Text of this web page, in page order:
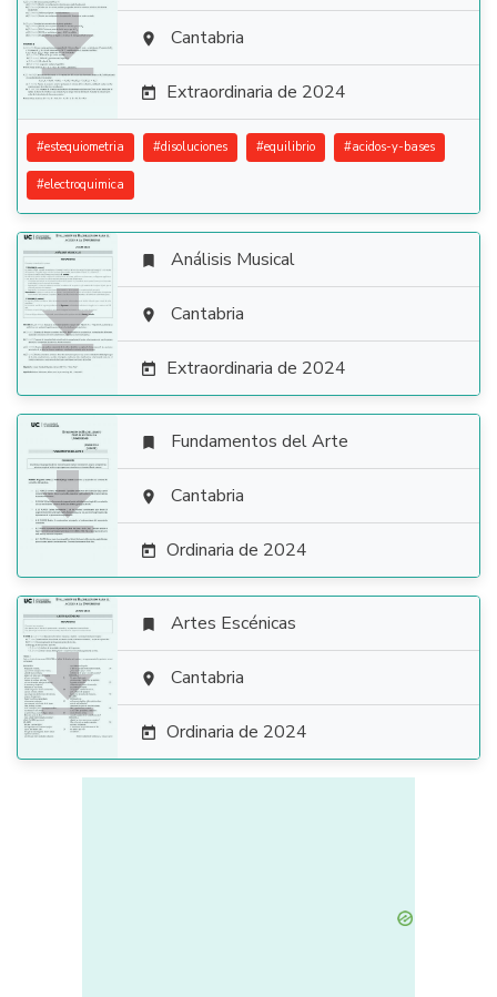
  Cantabria
 Extraordinaria de 2024
#estequiometria #disoluciones #equilibrio #acidos-y-bases
#electroquimica

 Análisis Musical
 Cantabria
 Extraordinaria de 2024

 Fundamentos del Arte
 Cantabria
 Ordinaria de 2024

 Artes Escénicas
 Cantabria
 Ordinaria de 2024